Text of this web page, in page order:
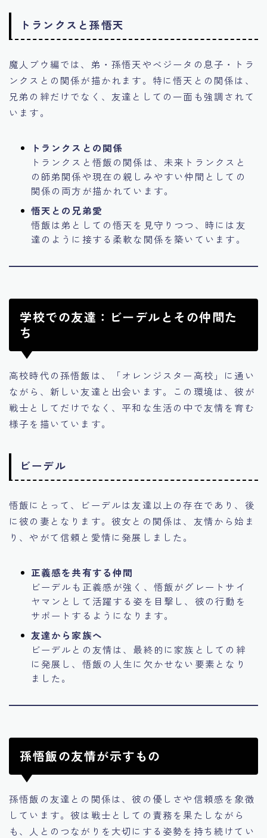
トランクスと孫悟天
魔人ブウ編では、弟・孫悟天やベジータの息子・トラ
ンクスとの関係が描かれます。特に悟天との関係は、
兄弟の絆だけでなく、友達としての一面も強調されて
います。
トランクスとの関係
トランクスと悟飯の関係は、未来トランクスと
の師弟関係や現在の親しみやすい仲間としての
関係の両方が描かれています。
悟天との兄弟愛
悟飯は弟としての悟天を見守りつつ、時には友
達のように接する柔軟な関係を築いています。
学校での友達：ビーデルとその仲間た
ち
高校時代の孫悟飯は、「オレンジスター高校」に通い
ながら、新しい友達と出会います。この環境は、彼が
戦士としてだけでなく、平和な生活の中で友情を育む
様子を描いています。
ビーデル
悟飯にとって、ビーデルは友達以上の存在であり、後
に彼の妻となります。彼女との関係は、友情から始ま
り、やがて信頼と愛情に発展しました。
正義感を共有する仲間
ビーデルも正義感が強く、悟飯がグレートサイ
ヤマンとして活躍する姿を目撃し、彼の行動を
サポートするようになります。
友達から家族へ
ビーデルとの友情は、最終的に家族としての絆
に発展し、悟飯の人生に欠かせない要素となり
ました。
孫悟飯の友情が示すもの
孫悟飯の友達との関係は、彼の優しさや信頼感を象徴
しています。彼は戦士としての責務を果たしながら
も、人とのつながりを大切にする姿勢を持ち続けてい